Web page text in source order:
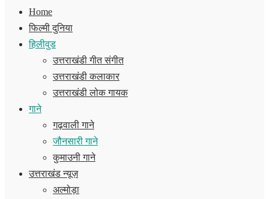
Home
फिल्मी दुनिया
हिलीवुड
उत्तराखंडी गीत संगीत
उत्तराखंडी कलाकार
उत्तराखंडी लोक गायक
गाने
गढ़वाली गाने
जौनसारी गाने
कुमाउनी गाने
उत्तराखंड न्यूज़
अल्मोड़ा